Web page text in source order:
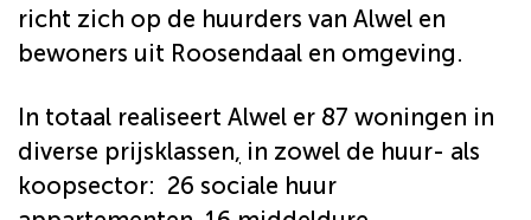
richt zich op de huurders van Alwel en
bewoners uit Roosendaal en omgeving.
In totaal realiseert Alwel er 87 woningen in
diverse prijsklassen, in zowel de huur- als
koopsector: 26 sociale huur